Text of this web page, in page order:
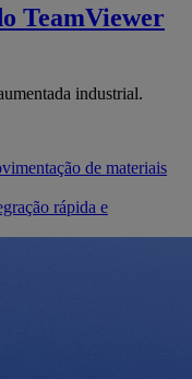
TeamViewer
industrial.
de materiais
rápida e